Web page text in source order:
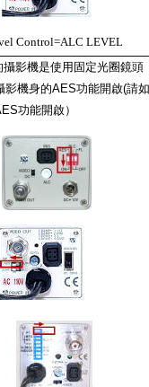
Control=ALC LEVEL
影機是使用 固定光圈鏡頭
影機身的AES功能開啟(請如
功能開啟）